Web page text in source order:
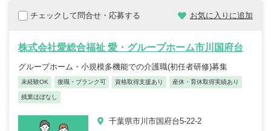
チェックして問合せ・応募する お気に入りに追加
株式会社愛総合福祉 愛・グループホーム市川国府台
グループホーム・小規模多機能での介護職(初任者研修)募集
未経験OK 復職・ブランク可 資格取得支援あり 産休・育休取得実績あり
残業ほぼなし
千葉県市川市国府台5-22-2